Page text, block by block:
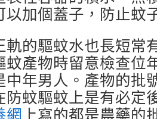
以加個蓋子，防止蚊
軌的驅蚊水也長短常
蚊產物時留意檢查位
中年男人。產物的批
防蚊驅蚊上是有必定
網上寫的都是農藥的